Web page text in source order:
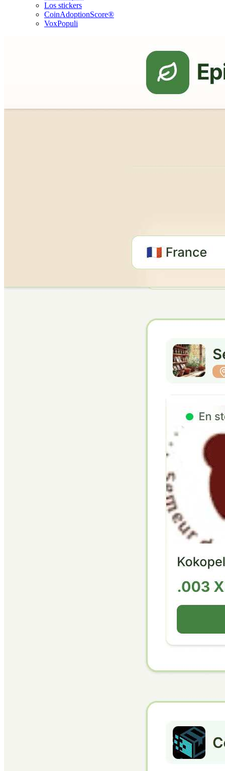
Los stickers
CoinAdoptionScore®
VoxPopuli